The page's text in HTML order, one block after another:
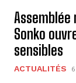
Assemblée
Sonko
sensibles
ACTUALITÉS